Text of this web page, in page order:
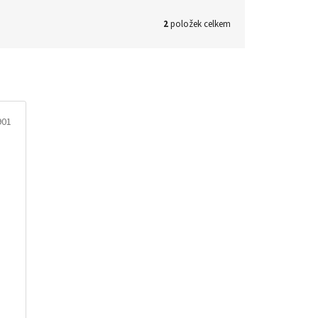
2položek celkem